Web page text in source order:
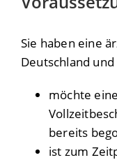
Sie haben eine
Deutschland
möchte
bereits
ist zum